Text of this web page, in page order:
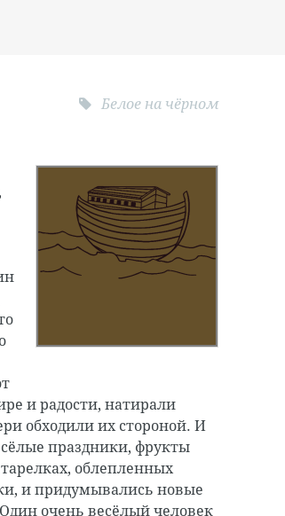
Белое на чёрном
и радости, натирали
обходили их стороной. И
праздники, фрукты
облепленных
и придумывались новые
очень весёлый человек